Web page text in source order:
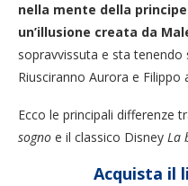
nella mente della
un’illusione creata da
sopravvissuta e sta
Riusciranno Aurora e Filippo
Ecco le principali differenze
sogno e il classico Disney La
Acquista il